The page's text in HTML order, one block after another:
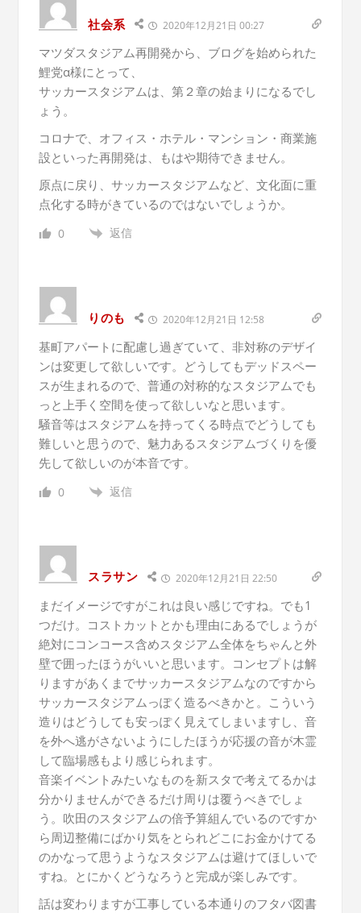
社会系 2020年12月21日 00:27
マツダスタジアム再開発から、ブログを始められた
鯉党α様にとって、
サッカースタジアムは、第２章の始まりになるでし
ょう。
コロナで、オフィス・ホテル・マンション・商業施
設といった再開発は、もはや期待できません。
原点に戻り、サッカースタジアムなど、文化面に重
点化する時がきているのではないでしょうか。
0 返信
りのも 2020年12月21日 12:58
基町アパートに配慮し過ぎていて、非対称のデザイ
ンは変更して欲しいです。どうしてもデッドスペー
スが生まれるので、普通の対称的なスタジアムでも
っと上手く空間を使って欲しいなと思います。
騒音等はスタジアムを持ってくる時点でどうしても
難しいと思うので、魅力あるスタジアムづくりを優
先して欲しいのが本音です。
0 返信
スラサン 2020年12月21日 22:50
まだイメージですがこれは良い感じですね。でも1
つだけ。コストカットとかも理由にあるでしょうが
絶対にコンコース含めスタジアム全体をちゃんと外
壁で囲ったほうがいいと思います。コンセプトは解
りますがあくまでサッカースタジアムなのですから
サッカースタジアムっぽく造るべきかと。こういう
造りはどうしても安っぽく見えてしまいますし、音
を外へ逃がさないようにしたほうが応援の音が木霊
して臨場感もより感じられます。
音楽イベントみたいなものを新スタで考えてるかは
分かりませんができるだけ周りは覆うべきでしょ
う。吹田のスタジアムの倍予算組んでいるのですか
ら周辺整備にばかり気をとられどこにお金かけてる
のかなって思うようなスタジアムは避けてほしいで
すね。とにかくどうなろうと完成が楽しみです。
話は変わりますが工事している本通りのフタバ図書